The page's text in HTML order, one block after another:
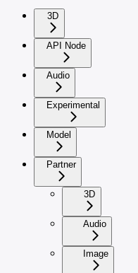
3D
API Node
Audio
Experimental
Model
Partner
3D
Audio
Image